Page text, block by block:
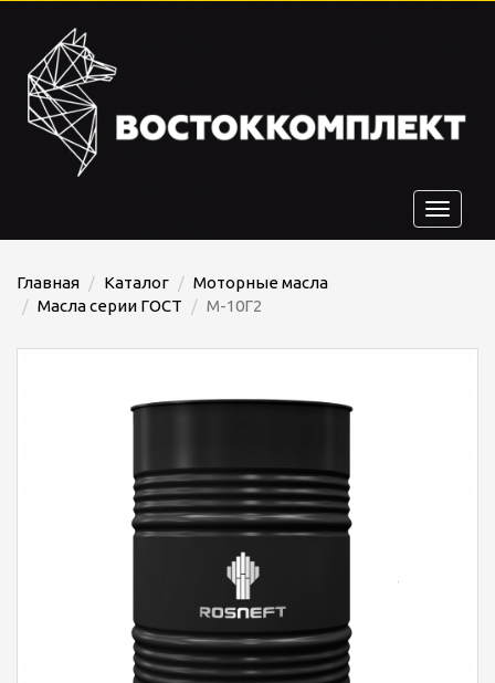
Toggle
Главная Каталог
Моторные масла
Масла серии ГОСТ
М-10Г2